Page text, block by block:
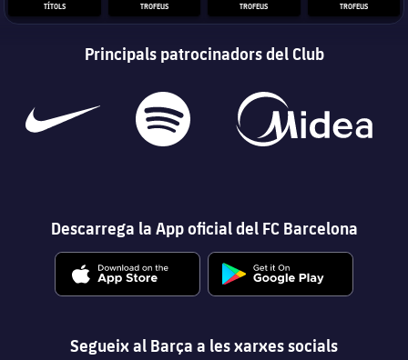
TÍTOLS TROFEUS TROFEUS TROFEUS
Principals patrocinadors del Club
Descarrega la App oficial del FC Barcelona
Segueix al Barça a les xarxes socials